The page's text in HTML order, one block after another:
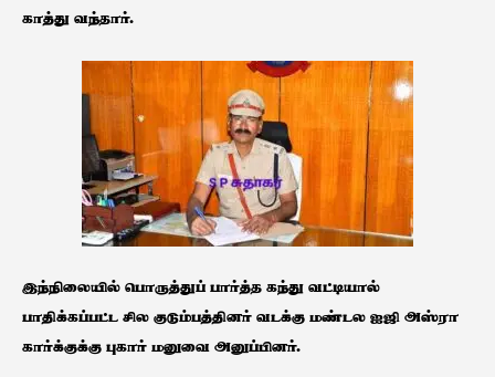
காத்து வந்தார்.
இந்நிலையில் பொருத்துப் பார்த்த கந்து வட்டியால்
பாதிக்கப்பட்ட சில குடும்பத்தினர் வடக்கு மண்டல ஐஜி அஸ்ரா
கார்க்குக்கு புகார் மனுவை அனுப்பினர்.